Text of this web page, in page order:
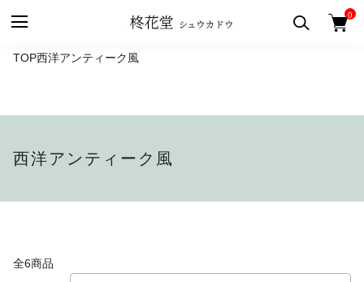
0
TOP西洋アンティーク風
西洋アンティーク風
全6商品